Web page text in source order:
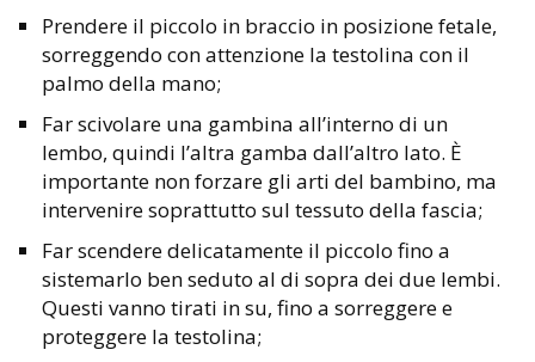
Prendere il piccolo in braccio in posizione fetale,
sorreggendo con attenzione la testolina con il
palmo della mano;
Far scivolare una gambina all’interno di un
lembo, quindi l’altra gamba dall’altro lato. È
importante non forzare gli arti del bambino, ma
intervenire soprattutto sul tessuto della fascia;
Far scendere delicatamente il piccolo fino a
sistemarlo ben seduto al di sopra dei due lembi.
Questi vanno tirati in su, fino a sorreggere e
proteggere la testolina;